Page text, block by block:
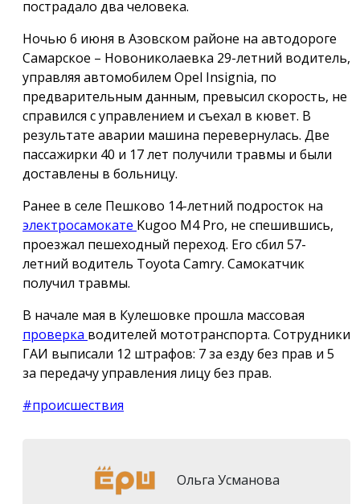
пострадало два человека.
Ночью 6 июня в Азовском районе на автодороге
Самарское – Новониколаевка 29-летний водитель,
управляя автомобилем Opel Insignia, по
предварительным данным, превысил скорость, не
справился с управлением и съехал в кювет. В
результате аварии машина перевернулась. Две
пассажирки 40 и 17 лет получили травмы и были
доставлены в больницу.
Ранее в селе Пешково 14-летний подросток на
электросамокате Kugoo M4 Pro, не спешившись,
проезжал пешеходный переход. Его сбил 57-
летний водитель Toyota Camry. Самокатчик
получил травмы.
В начале мая в Кулешовке прошла массовая
проверка водителей мототранспорта. Сотрудники
ГАИ выписали 12 штрафов: 7 за езду без прав и 5
за передачу управления лицу без прав.
#происшествия
Ольга Усманова